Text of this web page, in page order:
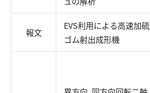
報文
EVS利用による高速加硫
ゴム射出成形機